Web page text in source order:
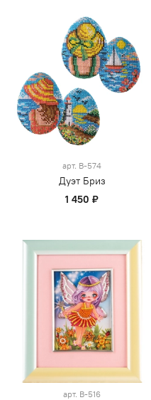
арт. В-574
Дуэт Бриз
1 450 ₽
арт. В-516